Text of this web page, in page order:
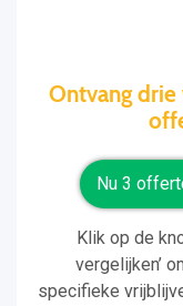
Ontvang
Nu 3
Klik op de
vergelijken’
specifieke